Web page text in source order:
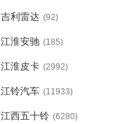
吉利雷达 (92)
江淮安驰 (185)
江淮皮卡 (2992)
江铃汽车 (11933)
江西五十铃 (6280)